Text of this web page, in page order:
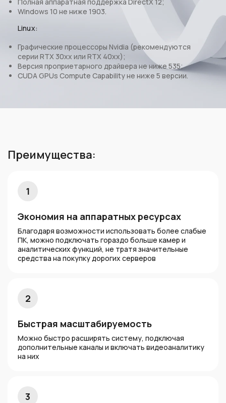
Windows 10 не ниже 1903.
Linux:
Графические процессоры Nvidia (рекомендуются
серии RTX 30xx или RTX 40xx);
Версия проприетарного драйвера не ниже 535;
CUDA GPUs Compute Capability не ниже 5 версии.
Преимущества:
1
Экономия на аппаратных ресурсах
Благодаря возможности использовать более слабые
ПК, можно подключать гораздо больше камер и
аналитических функций, не тратя значительные
средства на покупку дорогих серверов
2
Быстрая масштабируемость
Можно быстро расширять систему, подключая
дополнительные каналы и включать видеоаналитику
на них
3